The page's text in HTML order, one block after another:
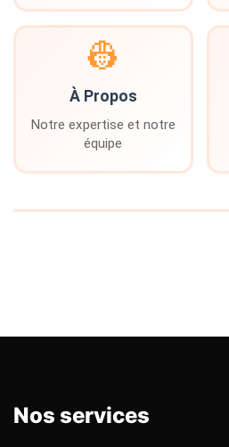
👷
À Propos
Notre expertise et notre
équipe
Nos services